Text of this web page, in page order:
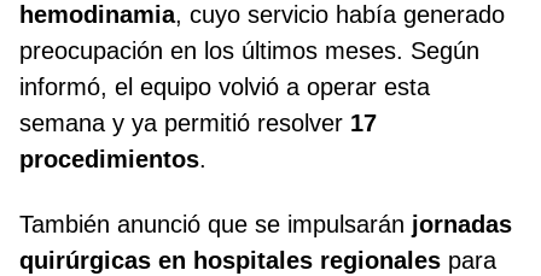
hemodinamia, cuyo servicio había generado
preocupación en los últimos meses. Según
informó, el equipo volvió a operar esta
semana y ya permitió resolver 17
procedimientos.
También anunció que se impulsarán jornadas
quirúrgicas en hospitales regionales para